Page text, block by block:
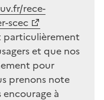
rece-
scec
particulièrement
et que nos
pour
prenons note
à